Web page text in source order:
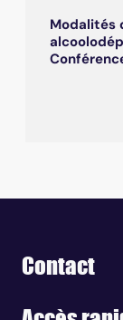
Modalités
Contact